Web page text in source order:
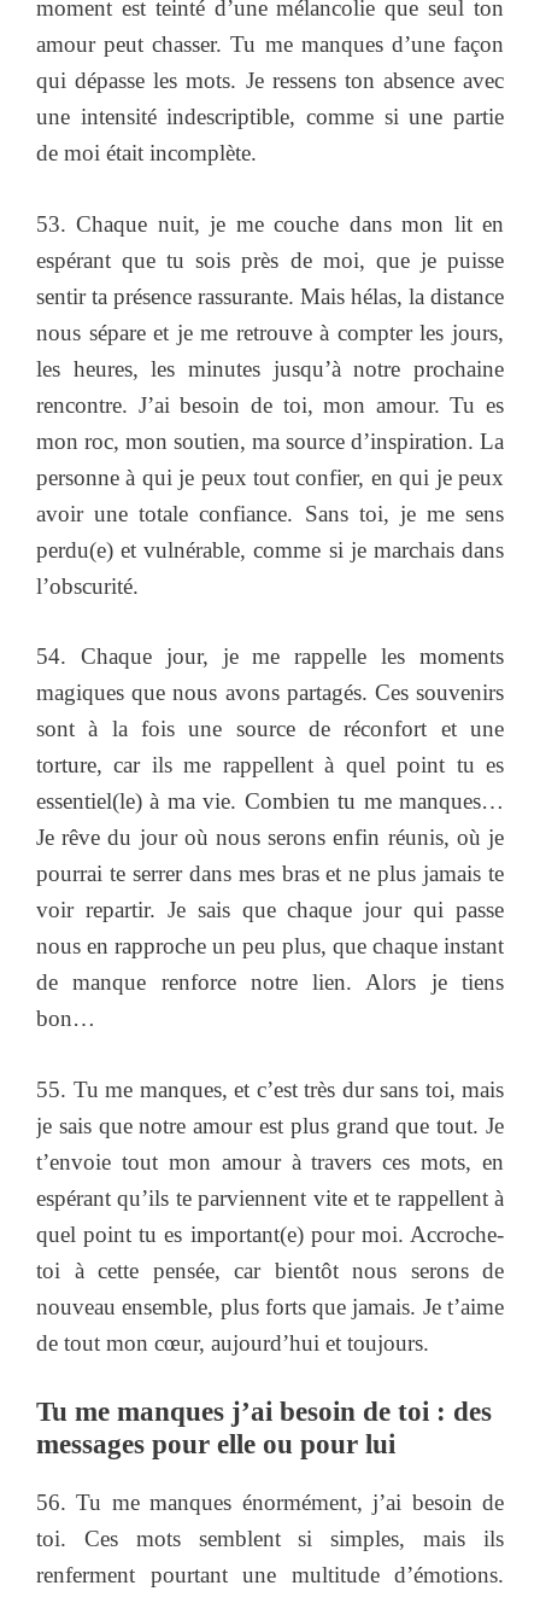
moment est teinté d’une mélancolie que seul ton
amour peut chasser. Tu me manques d’une façon
qui dépasse les mots. Je ressens ton absence avec
une intensité indescriptible, comme si une partie
de moi était incomplète.
53. Chaque nuit, je me couche dans mon lit en
espérant que tu sois près de moi, que je puisse
sentir ta présence rassurante. Mais hélas, la distance
nous sépare et je me retrouve à compter les jours,
les heures, les minutes jusqu’à notre prochaine
rencontre. J’ai besoin de toi, mon amour. Tu es
mon roc, mon soutien, ma source d’inspiration. La
personne à qui je peux tout confier, en qui je peux
avoir une totale confiance. Sans toi, je me sens
perdu(e) et vulnérable, comme si je marchais dans
l’obscurité.
54. Chaque jour, je me rappelle les moments
magiques que nous avons partagés. Ces souvenirs
sont à la fois une source de réconfort et une
torture, car ils me rappellent à quel point tu es
essentiel(le) à ma vie. Combien tu me manques…
Je rêve du jour où nous serons enfin réunis, où je
pourrai te serrer dans mes bras et ne plus jamais te
voir repartir. Je sais que chaque jour qui passe
nous en rapproche un peu plus, que chaque instant
de manque renforce notre lien. Alors je tiens
bon…
55. Tu me manques, et c’est très dur sans toi, mais
je sais que notre amour est plus grand que tout. Je
t’envoie tout mon amour à travers ces mots, en
espérant qu’ils te parviennent vite et te rappellent à
quel point tu es important(e) pour moi. Accroche-
toi à cette pensée, car bientôt nous serons de
nouveau ensemble, plus forts que jamais. Je t’aime
de tout mon cœur, aujourd’hui et toujours.
Tu me manques j’ai besoin de toi : des
messages pour elle ou pour lui
56. Tu me manques énormément, j’ai besoin de
toi. Ces mots semblent si simples, mais ils
renferment pourtant une multitude d’émotions.